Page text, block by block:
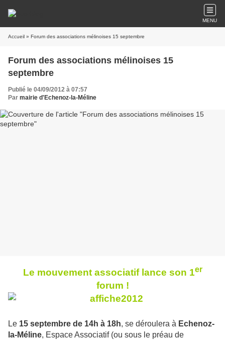
MENU
Accueil » Forum des associations mélinoises 15 septembre
Forum des associations mélinoises 15
septembre
Publié le 04/09/2012 à 07:57
Par mairie d'Echenoz-la-Méline
Le mouvement associatif lance son 1er
forum !
Le 15 septembre de 14h à 18h, se déroulera à Echenoz-
la-Méline, Espace Associatif (ou sous le préau de